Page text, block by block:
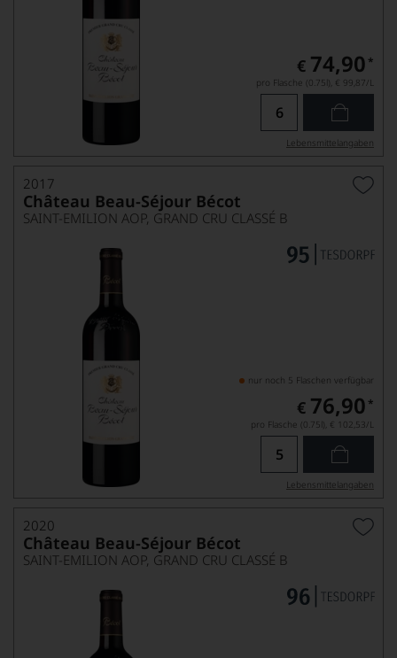
€ 74,90 *
pro Flasche (0.75l), € 99,87/L
Lebensmittel­angaben
2017
Château Beau-Séjour Bécot
SAINT-EMILION AOP, GRAND CRU CLASSÉ B
nur noch 5 Flaschen verfügbar
€ 76,90 *
pro Flasche (0.75l), € 102,53/L
Lebensmittel­angaben
2020
Château Beau-Séjour Bécot
SAINT-EMILION AOP, GRAND CRU CLASSÉ B